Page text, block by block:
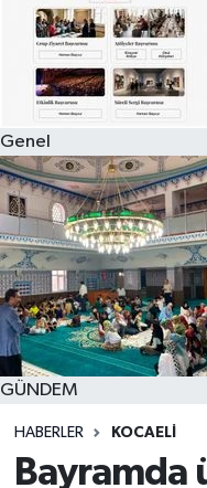
Genel
GÜNDEM
HABERLER KOCAELI
Bayramda